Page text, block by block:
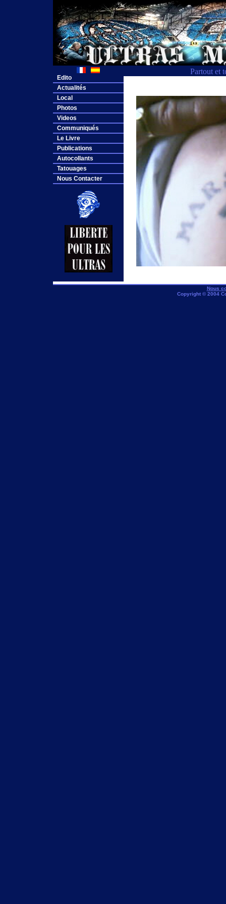
Partout et
Edito
Actualités
Local
Photos
Videos
Communiqués
Le Livre
Publications
Autocollants
Tatouages
Nous Contacter
Nous
Copyright © 2004